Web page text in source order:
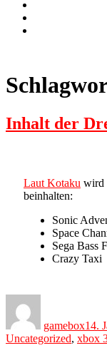
Inhalt der
Laut Kotaku wird
beinhalten:
Sonic
Space
Sega Bass
Crazy Taxi
gamebox14.
Uncategorized, xbox